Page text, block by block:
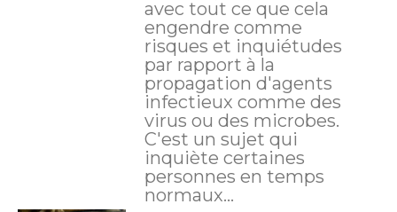
avec tout ce que cela
engendre comme
risques et inquiétudes
par rapport à la
propagation d'agents
infectieux comme des
virus ou des microbes.
C'est un sujet qui
inquiète certaines
personnes en temps
normaux...